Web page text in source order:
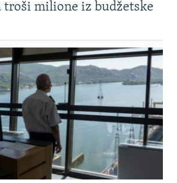
troši milione iz budžetske